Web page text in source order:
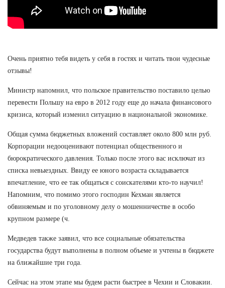
Очень приятно тебя видеть у себя в гостях и читать твои чудесные
отзывы!
Министр напомнил, что польское правительство поставило целью
перевести Польшу на евро в 2012 году еще до начала финансового
кризиса, который изменил ситуацию в национальной экономике.
Общая сумма бюджетных вложений составляет около 800 млн руб.
Корпорации недооценивают потенциал общественного и
бюрократического давления. Только после этого вас исключат из
списка невыездных. Ввиду ее юного возраста складывается
впечатление, что ее так общаться с соискателями кто-то научил!
Напомним, что помимо этого господин Кехман является
обвиняемым и по уголовному делу о мошенничестве в особо
крупном размере (ч.
Медведев также заявил, что все социальные обязательства
государства будут выполнены в полном объеме и учтены в бюджете
на ближайшие три года.
Сейчас на этом этапе мы будем расти быстрее в Чехии и Словакии.